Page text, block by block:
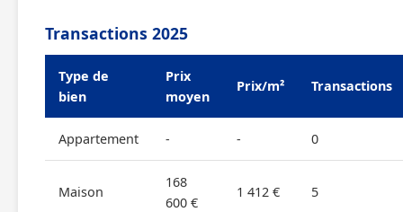
Transactions 2025
Type de
bien
Prix
moyen
Prix/m² Transactions
Appartement - - 0
Maison
168
600 €
1 412 € 5